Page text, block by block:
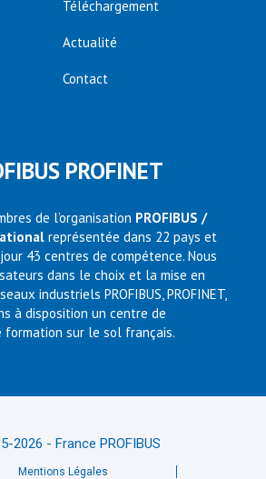
Téléchargement
Actualité
Contact
PROFINET
de l’organisation PROFIBUS /
représentée dans 22 pays et
43 centres de compétence. Nous
dans le choix et la mise en
industriels PROFIBUS, PROFINET,
à disposition un centre de
formation sur le sol français.
2026 - France PROFIBUS
Mentions Légales